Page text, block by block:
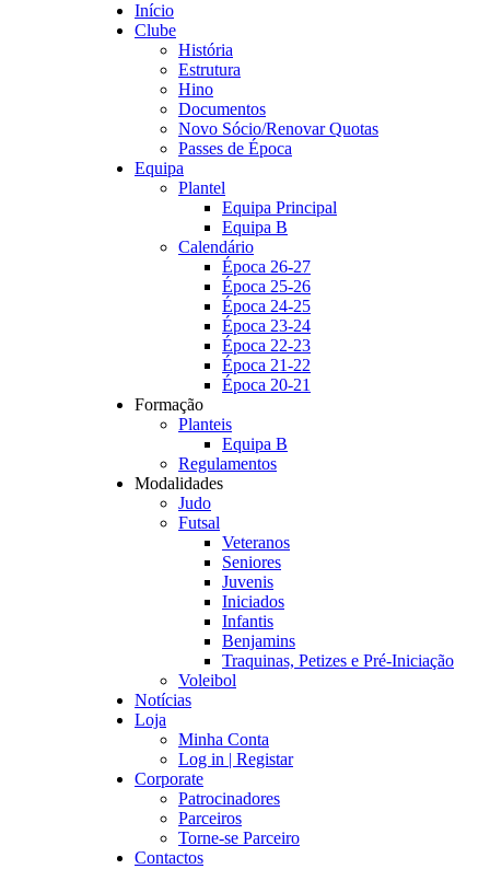
Início
Clube
História
Estrutura
Hino
Documentos
Novo Sócio/Renovar Quotas
Passes de Época
Equipa
Plantel
Equipa Principal
Equipa B
Calendário
Época 26-27
Época 25-26
Época 24-25
Época 23-24
Época 22-23
Época 21-22
Época 20-21
Formação
Planteis
Equipa B
Regulamentos
Modalidades
Judo
Futsal
Veteranos
Seniores
Juvenis
Iniciados
Infantis
Benjamins
Traquinas, Petizes e Pré-Iniciação
Voleibol
Notícias
Loja
Minha Conta
Log in | Registar
Corporate
Patrocinadores
Parceiros
Torne-se Parceiro
Contactos